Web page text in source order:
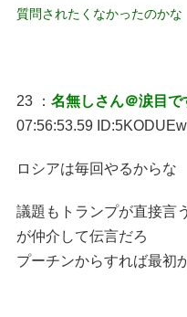
質問されたくなかったのかな
23 ： 名無しさん＠涙目で
07:56:53.59
ロシアは毎回やるからな
議題もトランプが直接言
が仲介して伝言だろ
プーチンからすれば最初